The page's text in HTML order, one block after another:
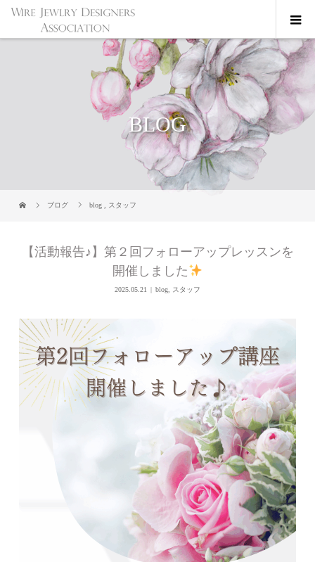
BLOG
ブログ blog スタッフ
【活動報告♪】第２回フォローアップレッスンを
開催しました
2025.05.21 blog, スタッフ